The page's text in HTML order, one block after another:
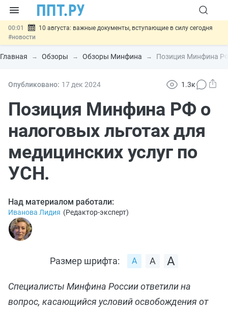
00:01
10 августа: важные документы, вступающие в силу сегодня
#новости
07.08 Подписан закон о блокировке продажи опасных товаров через
«Честный знак»#новости
07.08 Госпошлину за устранение ошибок в документах предлагают
07.08
Разработают единые критерии трудовых и ГПХ-
отношений #новости
Главная Обзоры Обзоры Минфина Позиция Минфина РФ
Опубликовано: 17 дек 2024 1.3к
Позиция Минфина РФ о
налоговых льготах для
медицинских услуг по
УСН.
Над материалом работали:
Иванова Лидия (Редактор-эксперт)
Размер шрифта:
Специалисты Минфина России ответили на
вопрос, касающийся условий освобождения от